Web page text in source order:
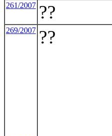
261/2007 ??
269/2007 ??